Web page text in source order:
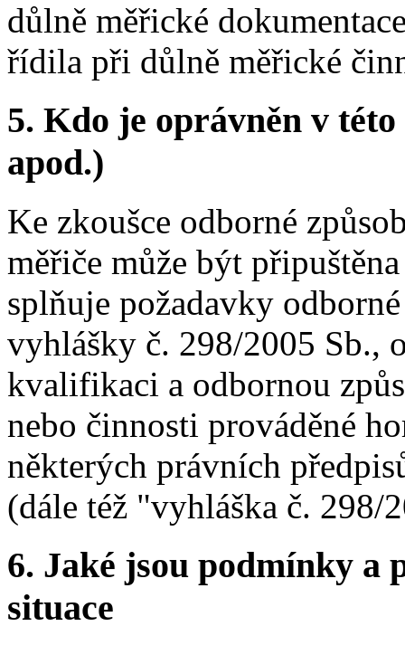
důlně měřické
řídila při důlně měřické
5. Kdo je oprávněn v
apod.)
Ke zkoušce odborné
měřiče může být
splňuje požadavky
vyhlášky č. 298/2005 Sb.,
kvalifikaci a odbornou
nebo činnosti prováděné
některých právních
(dále též "vyhláška č. 298/
6. Jaké jsou podmínky a
situace